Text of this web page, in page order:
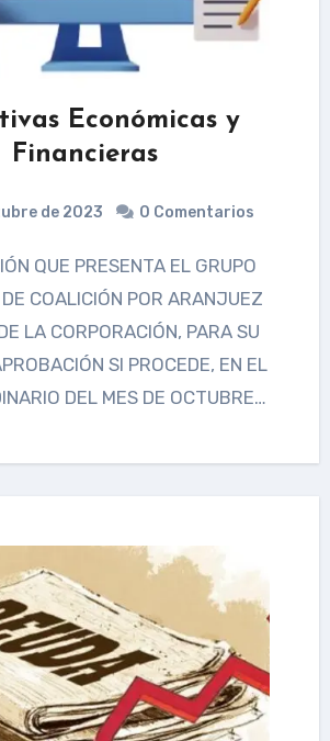
Económicas y
Financieras
de 2023 0 Comentarios
COALICIÓN POR ARANJUEZ
LA CORPORACIÓN, PARA SU
SI PROCEDE, EN EL
DEL MES DE OCTUBRE…